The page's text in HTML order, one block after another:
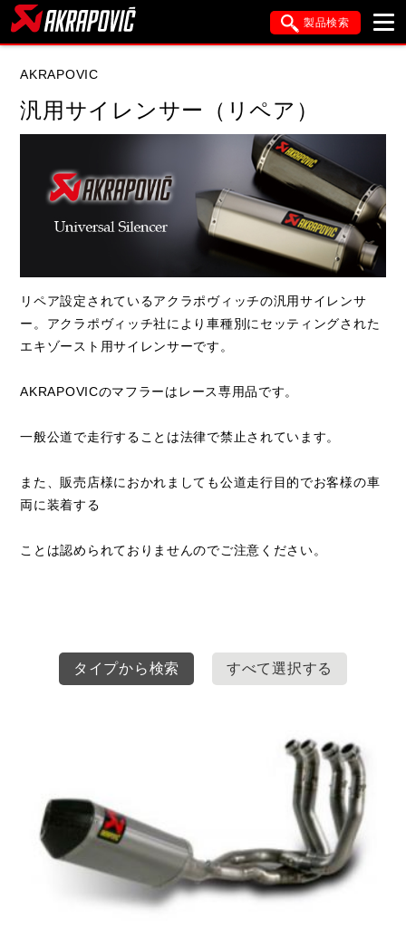
製品検索
データを準備しています。
AKRAPOVIC
汎用サイレンサー（リペア）
リペア設定されているアクラポヴィッチの汎用サイレンサ
ー。アクラポヴィッチ社により車種別にセッティングされた
エキゾースト用サイレンサーです。
AKRAPOVICのマフラーはレース専用品です。
一般公道で走行することは法律で禁止されています。
また、販売店様におかれましても公道走行目的でお客様の車
両に装着する
ことは認められておりませんのでご注意ください。
タイプから検索 すべて選択する